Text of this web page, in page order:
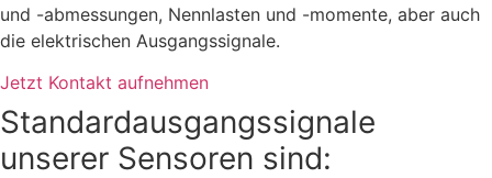
und -abmessungen, Nennlasten und -momente, aber auch
die elektrischen Ausgangssignale.
Jetzt Kontakt aufnehmen
Standard­ausgangs­signale
unserer Sensoren sind: